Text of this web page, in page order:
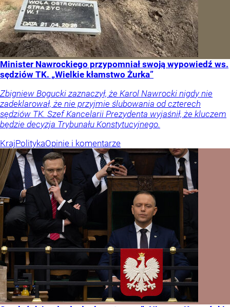
Minister Nawrockiego przypomniał swoją wypowiedź ws.
sędziów TK. „Wielkie kłamstwo Żurka”
Zbigniew Bogucki zaznaczył, że Karol Nawrocki nigdy nie
zadeklarował, że nie przyjmie ślubowania od czterech
sędziów TK. Szef Kancelarii Prezydenta wyjaśnił, że kluczem
będzie decyzja Trybunału Konstytucyjnego.
KrajPolitykaOpinie i komentarze